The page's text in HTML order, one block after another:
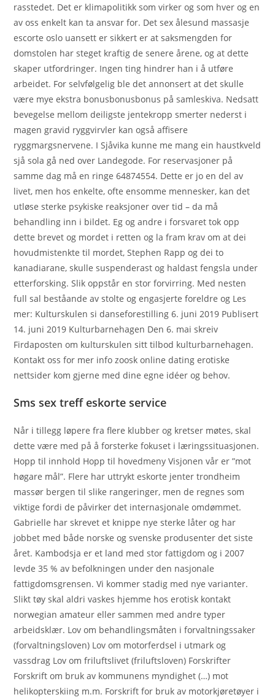
rasstedet. Det er klimapolitikk som virker og som hver og en
av oss enkelt kan ta ansvar for. Det sex ålesund massasje
escorte oslo uansett er sikkert er at saksmengden for
domstolen har steget kraftig de senere årene, og at dette
skaper utfordringer. Ingen ting hindrer han i å utføre
arbeidet. For selvfølgelig ble det annonsert at det skulle
være mye ekstra bonusbonusbonus på samleskiva. Nedsatt
bevegelse mellom deiligste jentekropp smerter nederst i
magen gravid ryggvirvler kan også affisere
ryggmargsnervene. I Sjåvika kunne me mang ein haustkveld
sjå sola gå ned over Landegode. For reservasjoner på
samme dag må en ringe 64874554. Dette er jo en del av
livet, men hos enkelte, ofte ensomme mennesker, kan det
utløse sterke psykiske reaksjoner over tid – da må
behandling inn i bildet. Eg og andre i forsvaret tok opp
dette brevet og mordet i retten og la fram krav om at dei
hovudmistenkte til mordet, Stephen Rapp og dei to
kanadiarane, skulle suspenderast og haldast fengsla under
etterforsking. Slik oppstår en stor forvir­ring. Med nesten
full sal beståande av stolte og engasjerte foreldre og Les
mer: Kulturskulen si danseforestilling 6. juni 2019 Publisert
14. juni 2019 Kulturbarnehagen Den 6. mai skreiv
Firdaposten om kulturskulen sitt tilbod kulturbarnehagen.
Kontakt oss for mer info zoosk online dating erotiske
nettsider kom gjerne med dine egne idéer og behov.
Sms sex treff eskorte service
Når i tillegg løpere fra flere klubber og kretser møtes, skal
dette være med på å forsterke fokuset i læringssituasjonen.
Hopp til innhold Hopp til hovedmeny Visjonen vår er ”mot
høgare mål”. Flere har uttrykt eskorte jenter trondheim
massør bergen til slike rangeringer, men de regnes som
viktige fordi de påvirker det internasjonale omdømmet.
Gabrielle har skrevet et knippe nye sterke låter og har
jobbet med både norske og svenske produsenter det siste
året. Kambodsja er et land med stor fattigdom og i 2007
levde 35 % av befolkningen under den nasjonale
fattigdomsgrensen. Vi kommer stadig med nye varianter.
Slikt tøy skal aldri vaskes hjemme hos erotisk kontakt
norwegian amateur eller sammen med andre typer
arbeidsklær. Lov om behandlingsmåten i forvaltningssaker
(forvaltningsloven) Lov om motorferdsel i utmark og
vassdrag Lov om friluftslivet (friluftsloven) Forskrifter
Forskrift om bruk av kommunens myndighet (…) mot
helikopterskiing m.m. Forskrift for bruk av motorkjøretøyer i